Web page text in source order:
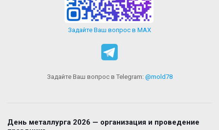
Задайте Ваш вопрос в MAX
Задайте Ваш вопрос в Telegram: @mold78
День металлурга 2026 — организация и проведение